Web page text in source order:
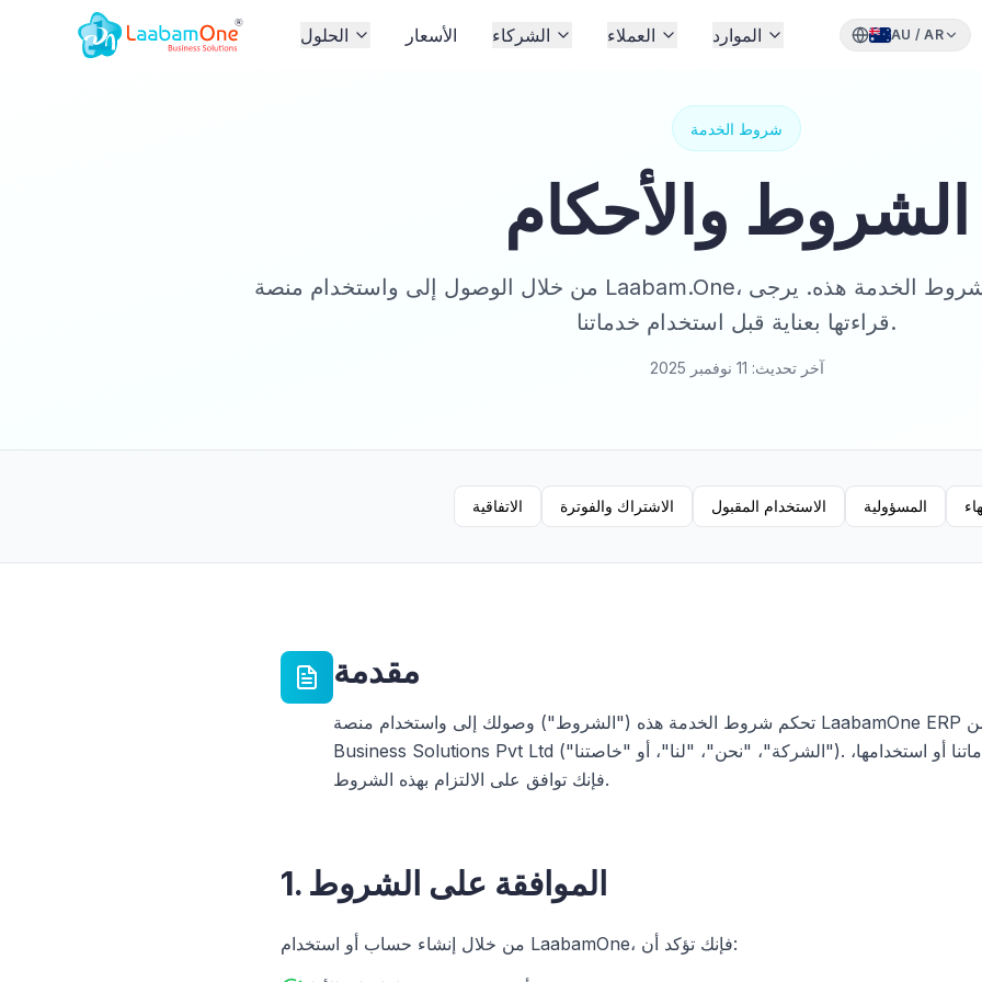
الحلول الأسعار الشركاء العملاء الموارد AU / AR
شروط الخدمة
الشروط والأحكام
من خلال الوصول إلى واستخدام منصة Laabam.One، فإنك توافق على الالتزام بشروط الخدمة هذه. يرجى
قراءتها بعناية قبل استخدام خدماتنا.
آخر تحديث: 11 نوفمبر 2025
الاتفاقية الاشتراك والفوترة الاستخدام المقبول المسؤولية
مقدمة
تحكم شروط الخدمة هذه ("الشروط") وصولك إلى واستخدام منصة LaabamOne ERP المقدمة من LaabamOne
Business Solutions Pvt Ltd ("الشركة"، "نحن"، "لنا"، أو "خاصتنا"). من خلال الوصول إلى خدماتنا أو استخدامها،
فإنك توافق على الالتزام بهذه الشروط.
1. الموافقة على الشروط
من خلال إنشاء حساب أو استخدام LaabamOne، فإنك تؤكد أن: